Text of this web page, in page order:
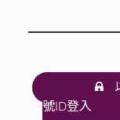
號ID登入